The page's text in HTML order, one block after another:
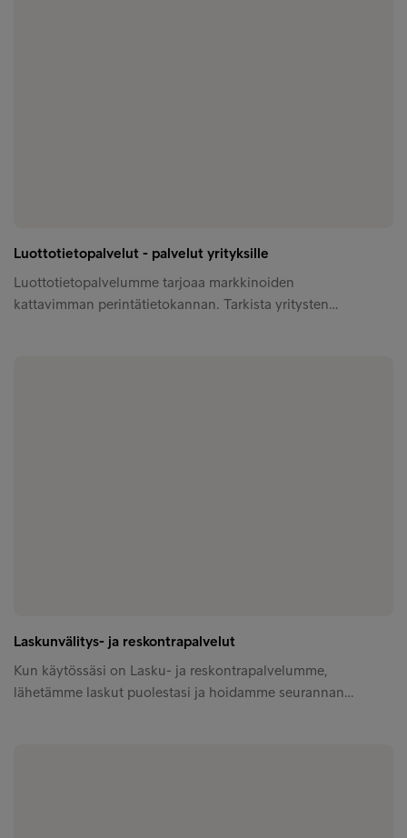
Luottotietopalvelut - palvelut yrityksille
Luottotietopalvelumme tarjoaa markkinoiden
kattavimman perintätietokannan. Tarkista yritysten…
Laskunvälitys- ja reskontrapalvelut
Kun käytössäsi on Lasku- ja reskontrapalvelumme,
lähetämme laskut puolestasi ja hoidamme seurannan…